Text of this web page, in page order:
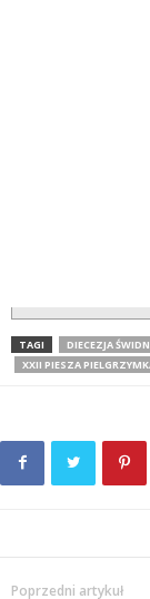
TAGI DIECEZJA
XXII PIESZA
Poprzedni artykuł